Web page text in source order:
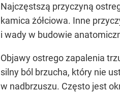
Najczęstszą przyczyną
kamica żółciowa. Inne
i wady w budowie
Objawy ostrego zapalenia
silny ból brzucha, który nie
w nadbrzuszu. Często jest